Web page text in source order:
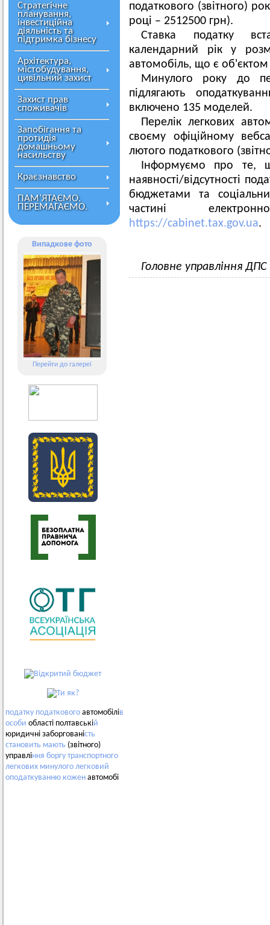
Стратегічне
планування,
інвестиційна
діяльність та
підтримка бізнесу
Архітектура,
містобудування,
цивільний захист
Захист прав
споживачів
Запобігання та
протидія
домашньому
насильству
Краєзнавство
ПАМ’ЯТАЄМО.
ПЕРЕМАГАЄМО.
Випадкове фото
Перейти до галереї
податку податкового автомобілів
особи області полтавській
юридичні заборгованість
становить мають (звітного)
управління боргу транспортного
легкових минулого легковий
оподаткуванню кожен автомобі
податкового (звітного)
році – 2512500 грн).
Ставка податку
календарний рік у
автомобіль, що є
Минулого року до
підлягають
включено 135 моделей.
Перелік легкових
своєму офіційному
лютого податкового
Інформуємо про те,
наявності/відсутності
бюджетами та
частині
https://cabinet.tax.gov.ua.
Головне управління